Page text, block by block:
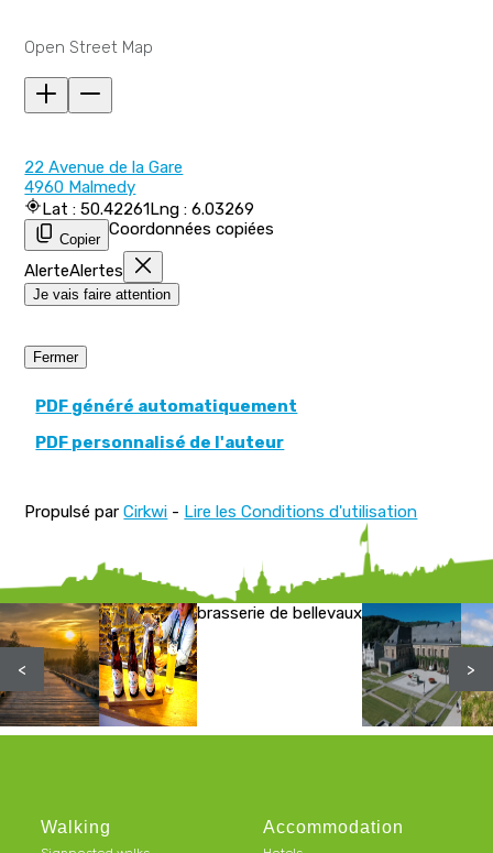
Open Street Map
22 Avenue de la Gare
4960 Malmedy
Lat : 50.42261Lng : 6.03269
Copier
Coordonnées copiées
AlerteAlertes
Je vais faire attention
Fermer
PDF généré automatiquement
PDF personnalisé de l'auteur
Propulsé parCirkwi - Lire les Conditions d'utilisation
brasserie de bellevaux
< >
Walking Accommodation